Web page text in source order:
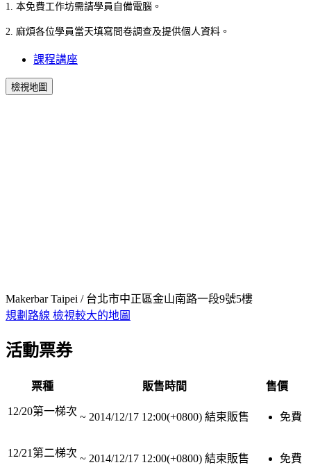
1. 本免費工作坊需請學員自備電腦。
2. 麻煩各位學員當天填寫問卷調查及提供個人資料。
課程講座
檢視地圖
Makerbar Taipei / 台北市中正區金山南路一段9號5樓
規劃路線 檢視較大的地圖
活動票券
票種 販售時間 售價
12/20第一梯次 ~ 2014/12/17 12:00(+0800) 結束販售 免費
12/21第二梯次 ~ 2014/12/17 12:00(+0800) 結束販售 免費